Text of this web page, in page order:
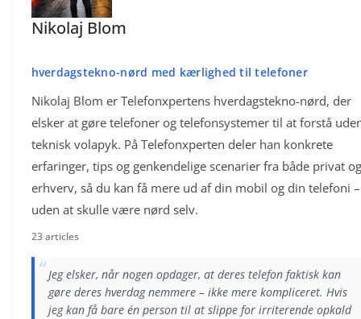
Nikolaj Blom
hverdagstekno-nørd med kærlighed til telefoner
Nikolaj Blom er Telefonxpertens hverdagstekno-nørd, der
elsker at gøre telefoner og telefonsystemer til at forstå
teknisk volapyk. På Telefonxperten deler han konkrete
erfaringer, tips og genkendelige scenarier fra både privat og
erhverv, så du kan få mere ud af din mobil og din telefoni –
uden at skulle være nørd selv.
23 articles
“Jeg elsker, når nogen opdager, at deres telefon faktisk kan
gøre deres hverdag nemmere – ikke mere kompliceret. Hvis
jeg kan få bare én person til at slippe for irriterende opkald